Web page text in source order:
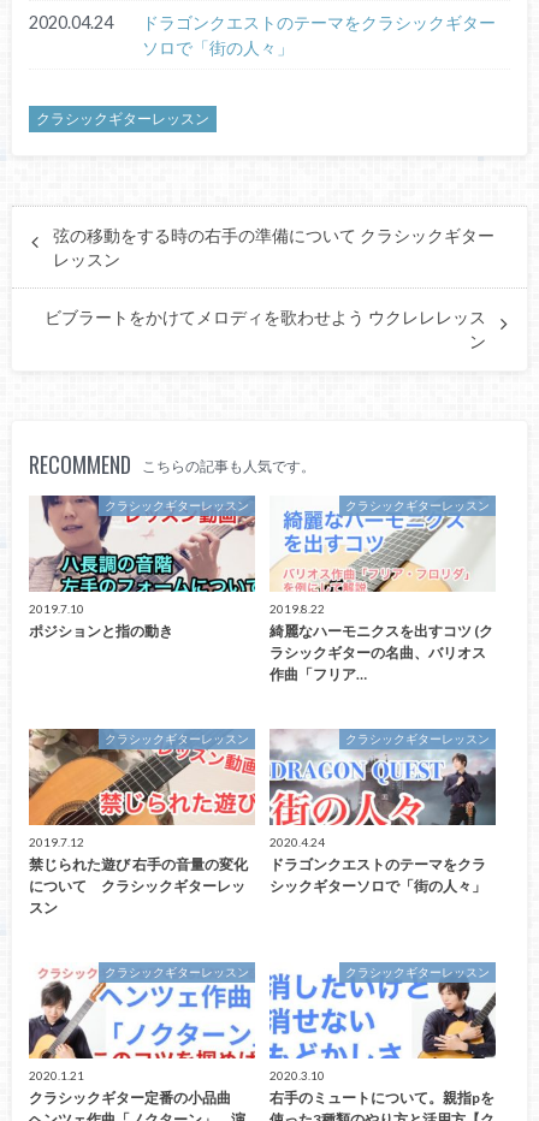
2020.04.24
ドラゴンクエストのテーマをクラシックギター
ソロで「街の人々」
クラシックギターレッスン
弦の移動をする時の右手の準備について クラシックギター
レッスン
ビブラートをかけてメロディを歌わせよう ウクレレレッス
ン
RECOMMEND こちらの記事も人気です。
クラシックギターレッスン
2019.7.10
ポジションと指の動き
クラシックギターレッスン
2019.8.22
綺麗なハーモニクスを出すコツ (ク
ラシックギターの名曲、バリオス
作曲「フリア…
クラシックギターレッスン
2019.7.12
禁じられた遊び 右手の音量の変化
について クラシックギターレッ
スン
クラシックギターレッスン
2020.4.24
ドラゴンクエストのテーマをクラ
シックギターソロで「街の人々」
クラシックギターレッスン
2020.1.21
クラシックギター定番の小品曲
クラシックギターレッスン
2020.3.10
右手のミュートについて。親指pを